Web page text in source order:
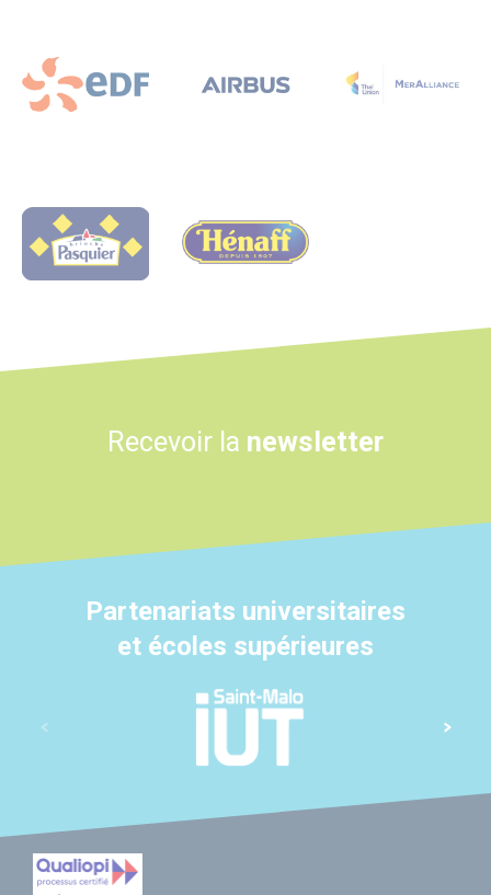
Recevoir la newsletter
Partenariats universitaires
et écoles supérieures